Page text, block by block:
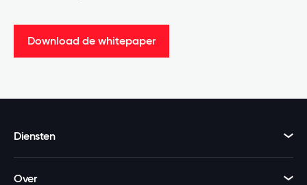
Download de whitepaper
Diensten
Over